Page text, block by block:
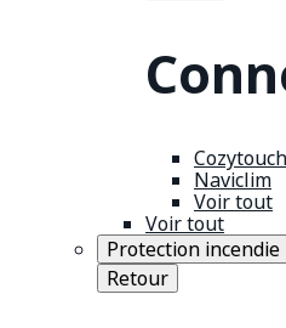
Cozytouch
Naviclim
Voir tout
Voir tout
Protection incendie
Retour